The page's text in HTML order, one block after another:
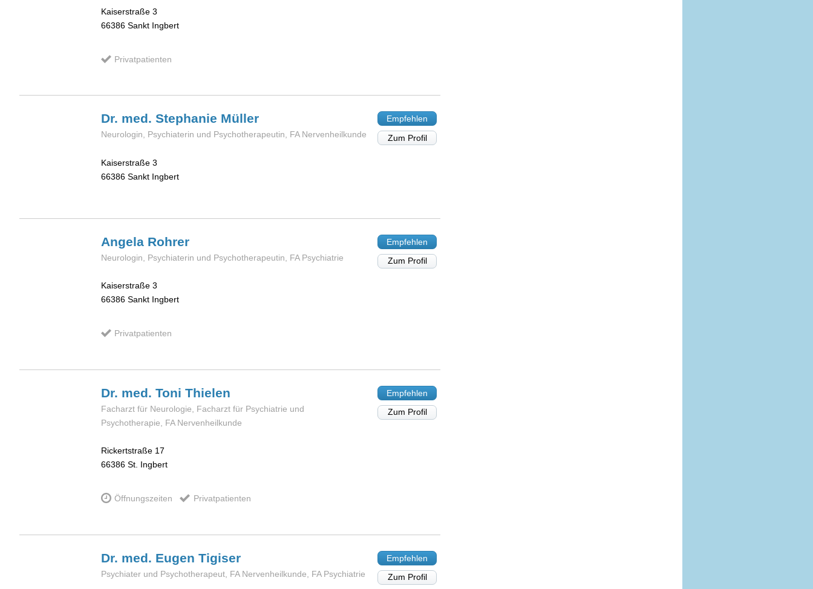
Kaiserstraße 3
66386 Sankt Ingbert
Privatpatienten
Dr. med. Stephanie Müller
Neurologin, Psychiaterin und Psychotherapeutin, FA Nervenheilkunde
Kaiserstraße 3
66386 Sankt Ingbert
Empfehlen
Zum Profil
Angela Rohrer
Neurologin, Psychiaterin und Psychotherapeutin, FA Psychiatrie
Kaiserstraße 3
66386 Sankt Ingbert
Privatpatienten
Empfehlen
Zum Profil
Dr. med. Toni Thielen
Facharzt für Neurologie, Facharzt für Psychiatrie und
Psychotherapie, FA Nervenheilkunde
Rickertstraße 17
66386 St. Ingbert
Öffnungszeiten Privatpatienten
Empfehlen
Zum Profil
Dr. med. Eugen Tigiser
Psychiater und Psychotherapeut, FA Nervenheilkunde, FA Psychiatrie
Empfehlen
Zum Profil